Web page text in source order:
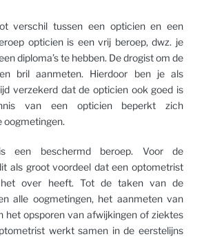
verschil tussen een opticien en een
opticien is een vrij beroep, dwz. je
diploma’s te hebben. De drogist om de
bril aanmeten. Hierdoor ben je als
verzekerd dat de opticien ook goed is
van een opticien beperkt zich
oogmetingen.
een beschermd beroep. Voor de
als groot voordeel dat een optometrist
over heeft. Tot de taken van de
alle oogmetingen, het aanmeten van
het opsporen van afwijkingen of ziektes
werkt samen in de eerstelijns